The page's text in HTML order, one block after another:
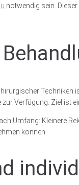
notwendig sein.
Techniken
Verfügung. Ziel ist
Umfang: Kleinere
können.